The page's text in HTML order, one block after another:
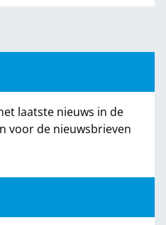
laatste nieuws in de
voor de nieuwsbrieven